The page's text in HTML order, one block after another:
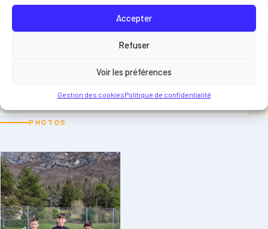
Accepter
Refuser
Voir les préférences
Gestion des cookiesPolitique de confidentialité
PHOTOS